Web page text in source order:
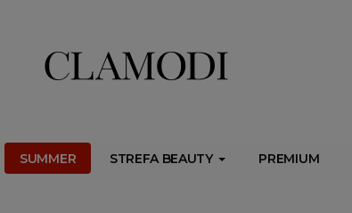
SUMMER STREFA BEAUTY PREMIUM